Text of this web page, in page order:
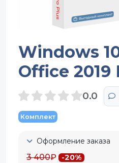
Windows
Office 2019
0.0
Комплект
Оформление заказа
3 400₽ -20%